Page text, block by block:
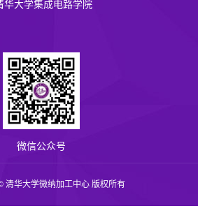
华大学集成电路学院
微信公众号
清华大学微纳加工中心 版权所有